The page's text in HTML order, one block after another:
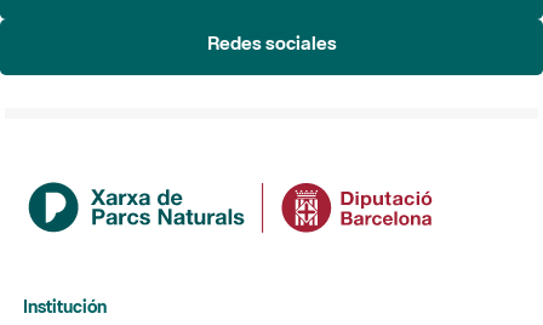
Redes sociales
Institución